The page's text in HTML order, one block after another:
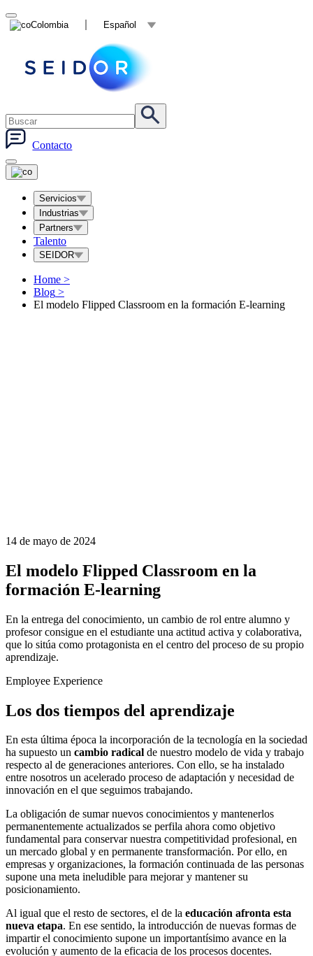
Colombia Español
Contacto
Servicios
Industrias
Partners
Talento
SEIDOR
Home >
Blog >
El modelo Flipped Classroom en la formación E-learning
14 de mayo de 2024
El modelo Flipped Classroom en la
formación E-learning
En la entrega del conocimiento, un cambio de rol entre alumno y
profesor consigue en el estudiante una actitud activa y colaborativa,
que lo sitúa como protagonista en el centro del proceso de su propio
aprendizaje.
Employee Experience
Los dos tiempos del aprendizaje
En esta última época la incorporación de la tecnología en la sociedad
ha supuesto un cambio radical de nuestro modelo de vida y trabajo
respecto al de generaciones anteriores. Con ello, se ha instalado
entre nosotros un acelerado proceso de adaptación y necesidad de
innovación en el que seguimos trabajando.
La obligación de sumar nuevos conocimientos y mantenerlos
permanentemente actualizados se perfila ahora como objetivo
fundamental para conservar nuestra competitividad profesional, en
un mercado global y en permanente transformación. Por ello, en
empresas y organizaciones, la formación continuada de las personas
supone una meta ineludible para mejorar y mantener su
posicionamiento.
Al igual que el resto de sectores, el de la educación afronta esta
nueva etapa. En ese sentido, la introducción de nuevas formas de
impartir el conocimiento supone un importantísimo avance en la
evolución y aumento de la eficacia de los procesos docentes.